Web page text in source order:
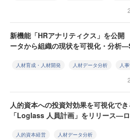
新機能「HRアナリティクス」を公
ータから組織の現状を可視化・分析
人材育成・人材開発 人材データ分析 人
人的資本への投資対効果を可視化でき
「Loglass 人員計画」をリリース—
人的資本経営 人材データ分析